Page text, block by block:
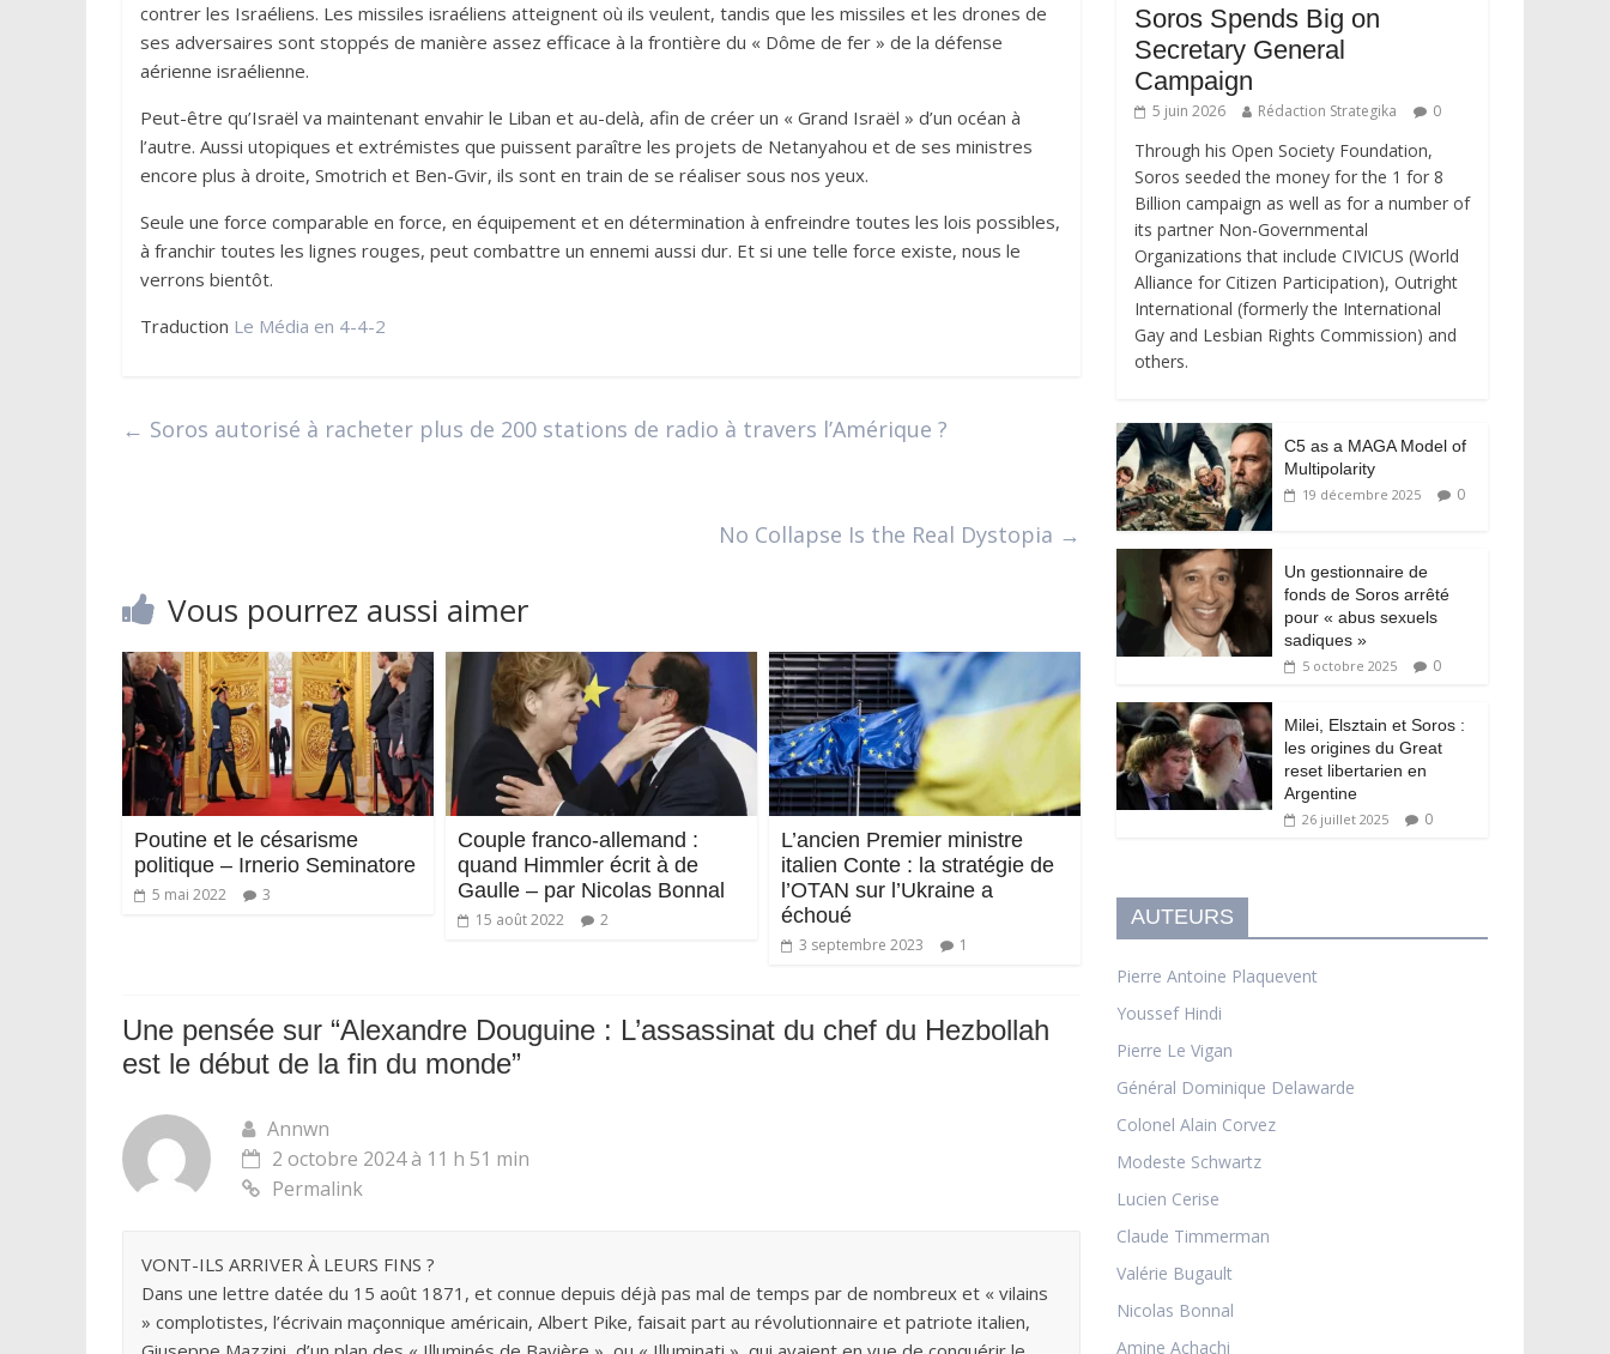
contrer les Israéliens. Les missiles israéliens atteignent où ils veulent, tandis que les missiles et les drones de
ses adversaires sont stoppés de manière assez efficace à la frontière du « Dôme de fer » de la défense
aérienne israélienne.
Peut-être qu’Israël va maintenant envahir le Liban et au-delà, afin de créer un « Grand Israël » d’un océan à
l’autre. Aussi utopiques et extrémistes que puissent paraître les projets de Netanyahou et de ses ministres
encore plus à droite, Smotrich et Ben-Gvir, ils sont en train de se réaliser sous nos yeux.
Seule une force comparable en force, en équipement et en détermination à enfreindre toutes les lois possibles,
à franchir toutes les lignes rouges, peut combattre un ennemi aussi dur. Et si une telle force existe, nous le
verrons bientôt.
Traduction Le Média en 4-4-2
← Soros autorisé à racheter plus de 200 stations de radio à travers l’Amérique ?
No Collapse Is the Real Dystopia →
Vous pourrez aussi aimer
Poutine et le césarisme
politique – Irnerio Seminatore
5 mai 2022 3
Couple franco-allemand :
quand Himmler écrit à de
Gaulle – par Nicolas Bonnal
15 août 2022 2
L’ancien Premier ministre
italien Conte : la stratégie de
l’OTAN sur l’Ukraine a
échoué
3 septembre 2023 1
Une pensée sur “Alexandre Douguine : L’assassinat du chef du Hezbollah
est le début de la fin du monde”
Annwn
2 octobre 2024 à 11 h 51 min
Permalink
VONT-ILS ARRIVER À LEURS FINS ?
Dans une lettre datée du 15 août 1871, et connue depuis déjà pas mal de temps par de nombreux et « vilains
» complotistes, l’écrivain maçonnique américain, Albert Pike, faisait part au révolutionnaire et patriote italien,
Soros Spends Big on
Secretary General
Campaign
5 juin 2026 Rédaction Strategika 0
Through his Open Society Foundation,
Soros seeded the money for the 1 for 8
Billion campaign as well as for a number of
its partner Non-Governmental
Organizations that include CIVICUS (World
Alliance for Citizen Participation), Outright
International (formerly the International
Gay and Lesbian Rights Commission) and
others.
C5 as a MAGA Model of
Multipolarity
19 décembre 2025 0
Un gestionnaire de
fonds de Soros arrêté
pour « abus sexuels
sadiques »
5 octobre 2025 0
Milei, Elsztain et Soros :
les origines du Great
reset libertarien en
Argentine
26 juillet 2025 0
AUTEURS
Pierre Antoine Plaquevent
Youssef Hindi
Pierre Le Vigan
Général Dominique Delawarde
Colonel Alain Corvez
Modeste Schwartz
Lucien Cerise
Claude Timmerman
Valérie Bugault
Nicolas Bonnal
Amine Achachi